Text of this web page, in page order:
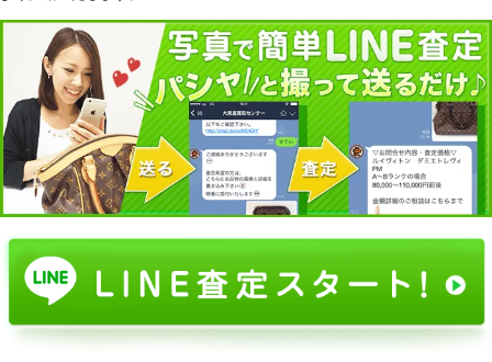
568853 ベイビーカバス 2WAY ブラック レザ
160,000円 120,000円
742920 モノグラム チェーンショルダーバッグ
ブラック レザー
150,000円 120,000円
634306 ソルフェリーノ ショルダーバッグ ブ
ラック レザー
150,000円 120,000円
612544 ルー カメラバッグ ブラック レザー 150,000円
120,000円
520534 ルー フリンジ ショルダーバッグ ブラ
ック レザー
150,000円 120,000円
472466 ベイビーカバス 2WAY ブラック レザ
421863 サックドジュール ベイビー 黒 型押ク
150,000円 120,000円
357397 ベイビーカバス ブラック レザー
120,000円